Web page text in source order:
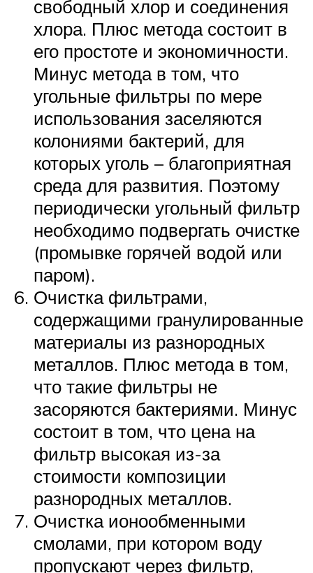
свободный хлор и соединения
хлора. Плюс метода состоит в
его простоте и экономичности.
Минус метода в том, что
угольные фильтры по мере
использования заселяются
колониями бактерий, для
которых уголь – благоприятная
среда для развития. Поэтому
периодически угольный фильтр
необходимо подвергать очистке
(промывке горячей водой или
паром).
Очистка фильтрами,
содержащими гранулированные
материалы из разнородных
металлов. Плюс метода в том,
что такие фильтры не
засоряются бактериями. Минус
состоит в том, что цена на
фильтр высокая из-за
стоимости композиции
разнородных металлов.
Очистка ионообменными
смолами, при котором воду
пропускают через фильтр,